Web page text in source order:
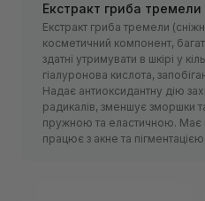
Екстракт гриба тремели
Екстракт гриба тремели
косметичний компонент,
здатні утримувати в шкірі у
гіалуронова кислота,
Надає антиоксидантну дію
радикалів, зменшує зморшки
пружною та еластичною. Має
працює з акне та пігментацією.